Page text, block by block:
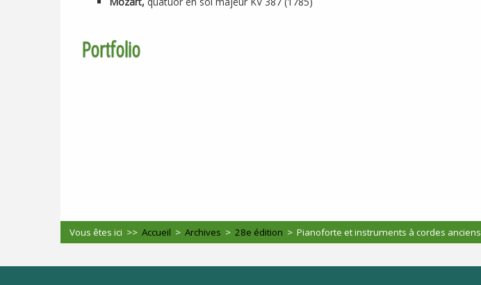
Portfolio
Vous êtes ici >>Accueil >Archives >28e édition >Pianoforte et instruments à cordes anciens